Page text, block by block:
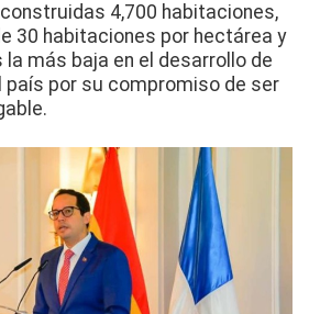
4,700 habitaciones,
30 habitaciones por hectárea y
más baja en el desarrollo de
por su compromiso de ser